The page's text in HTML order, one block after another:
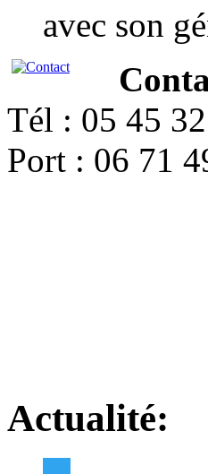
avec son
Tél : 05 45
Port : 06 71
Actualité: